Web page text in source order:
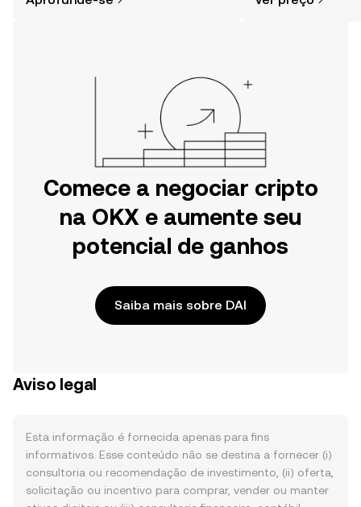
especialmente quando você já sabe
mais.
Comece a negociar cripto
na OKX e aumente seu
potencial de ganhos
Saiba mais sobre DAI
Aviso legal
Esta informação é fornecida apenas para fins
informativos. Esse conteúdo não se destina a fornecer (i)
consultoria ou recomendação de investimento, (ii) oferta,
solicitação ou incentivo para comprar, vender ou manter